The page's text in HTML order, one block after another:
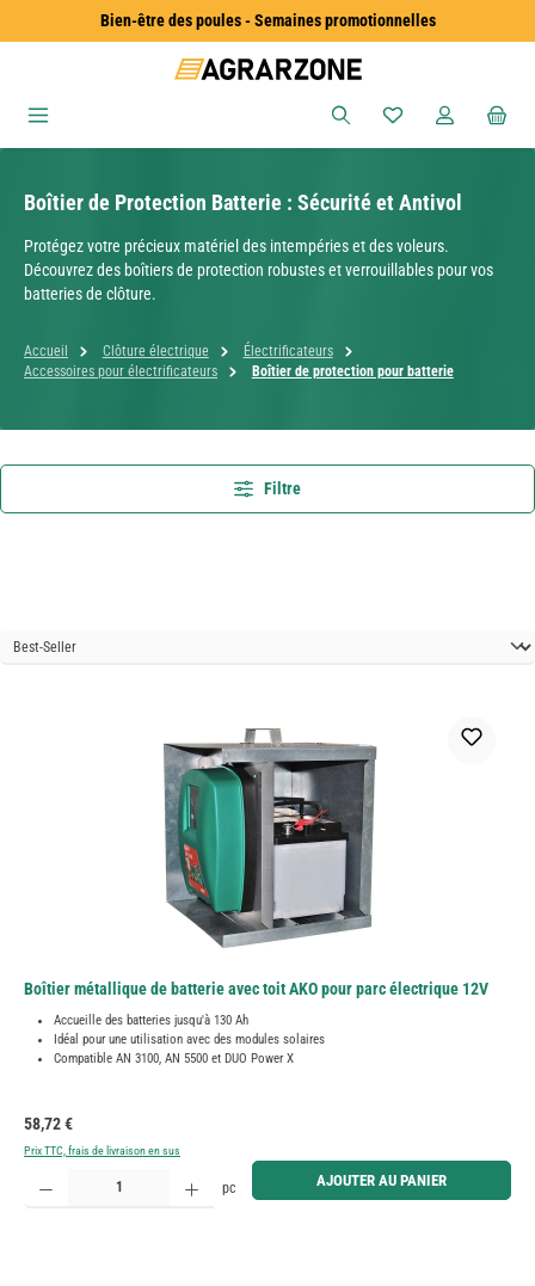
Passer au contenu principalBien-être des poules - Semaines promotionnelles
Vous avez 0
Boîtier de Protection Batterie : Sécurité et Antivol
Protégez votre précieux matériel des intempéries et des voleurs.
Découvrez des boîtiers de protection robustes et verrouillables pour vos
batteries de clôture.
Accueil Clôture électrique
Électrificateurs
Accessoires pour électrificateurs
Boîtier de protection pour batterie
Filtre
Boîtier métallique de batterie avec toit AKO pour parc électrique 12V
Accueille des batteries jusqu'à 130 Ah
Idéal pour une utilisation avec des modules solaires
Compatible AN 3100, AN 5500 et DUO Power X
Prix régulier :
58,72 €
Prix TTC, frais de livraison en sus
Quantité de produit : Entrez la quantité souhaitée ou utilisez les boutons pour augmenter ou
pc AJOUTER AU PANIER